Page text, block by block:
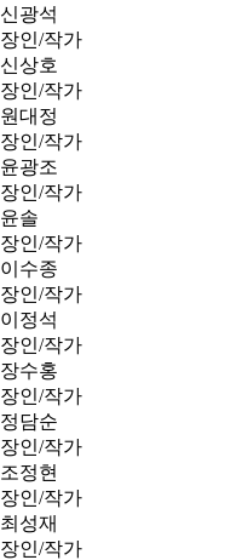
신광석
장인/작가
신상호
장인/작가
원대정
장인/작가
윤광조
장인/작가
윤솔
장인/작가
이수종
장인/작가
이정석
장인/작가
장수홍
장인/작가
정담순
장인/작가
조정현
장인/작가
최성재
장인/작가